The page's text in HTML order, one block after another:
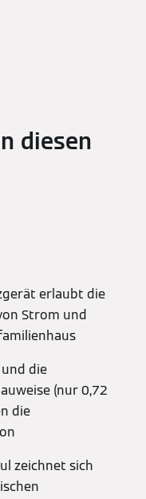
diesen
erlaubt die
Strom und
die
(nur 0,72
die
zeichnet sich